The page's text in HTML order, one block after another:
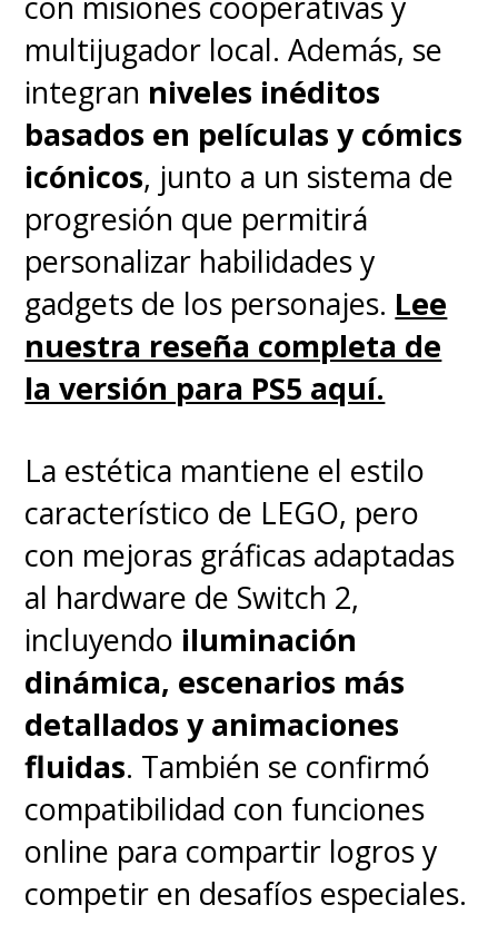
multijugador local. Además, se
integran niveles inéditos
basados en películas y cómics
icónicos, junto a un sistema de
progresión que permitirá
personalizar habilidades y
gadgets de los personajes. Lee
nuestra reseña completa de
la versión para PS5 aquí.
La estética mantiene el estilo
característico de LEGO, pero
con mejoras gráficas adaptadas
al hardware de Switch 2,
incluyendo iluminación
dinámica, escenarios más
detallados y animaciones
fluidas. También se confirmó
compatibilidad con funciones
online para compartir logros y
competir en desafíos especiales.